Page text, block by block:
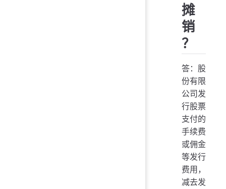
摊
销
？
答：股
份有限
公司发
行股票
支付的
手续费
或佣金
等发行
费用，
减去发